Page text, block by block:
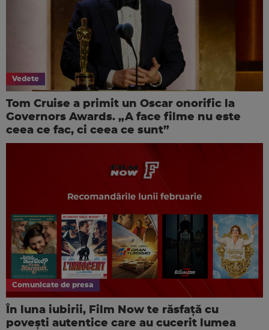
Vedete
Tom Cruise a primit un Oscar onorific la
Governors Awards. „A face filme nu este
ceea ce fac, ci ceea ce sunt”
Comunicate de presa
În luna iubirii, Film Now te răsfață cu
povești autentice care au cucerit lumea